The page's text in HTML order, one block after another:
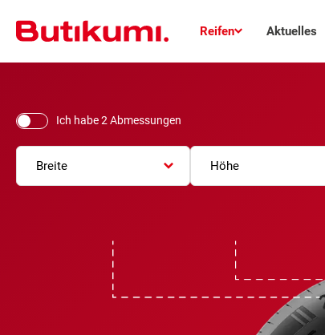
Reifen Aktuelles
Ich habe 2 Abmessungen
Breite Höhe